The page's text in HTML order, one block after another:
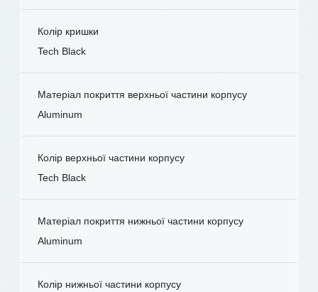
Колір кришки
Tech Black
Матеріал покриття верхньої частини корпусу
Aluminum
Колір верхньої частини корпусу
Tech Black
Матеріал покриття нижньої частини корпусу
Aluminum
Колір нижньої частини корпусу